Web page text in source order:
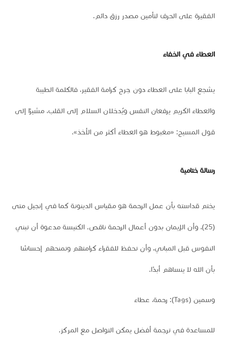
الفقيرة على الحرف لتأمين مصدر رزق دائم.
العطاء في الخفاء
يشجع البابا على العطاء دون جرح كرامة الفقير، فالكلمة الطيبة
والعطاء الكريم يرفعان النفس ويُدخلان السلام إلى القلب، مشيرًا إلى
قول المسيح: «مغبوط هو العطاء أكثر من الأخذ».
رسالة ختامية
يختم قداسته بأن عمل الرحمة هو مقياس الدينونة كما في إنجيل متى
(25)، وأن الإيمان بدون أعمال الرحمة ناقص. الكنيسة مدعوة أن تبني
النفوس قبل المباني، وأن تحفظ للفقراء كرامتهم وتمنحهم إحساسًا
بأن الله لا ينساهم أبدًا.
وسمين (Tags): رحمة، عطاء
للمساعدة في ترجمة أفضل يمكن التواصل مع المركز.